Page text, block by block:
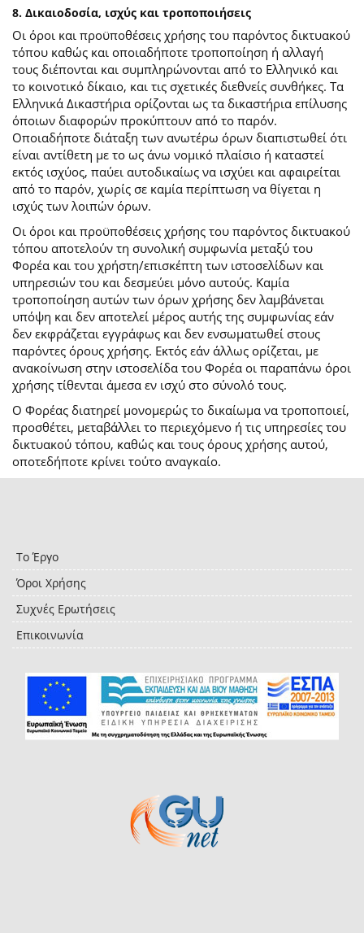
8. Δικαιοδοσία, ισχύς και τροποποιήσεις
Οι όροι και προϋποθέσεις χρήσης του παρόντος δικτυακού
τόπου καθώς και οποιαδήποτε τροποποίηση ή αλλαγή
τους διέπονται και συμπληρώνονται από το Ελληνικό και
το κοινοτικό δίκαιο, και τις σχετικές διεθνείς συνθήκες. Τα
Ελληνικά Δικαστήρια ορίζονται ως τα δικαστήρια επίλυσης
όποιων διαφορών προκύπτουν από το παρόν.
Οποιαδήποτε διάταξη των ανωτέρω όρων διαπιστωθεί ότι
είναι αντίθετη με το ως άνω νομικό πλαίσιο ή καταστεί
εκτός ισχύος, παύει αυτοδικαίως να ισχύει και αφαιρείται
από το παρόν, χωρίς σε καμία περίπτωση να θίγεται η
ισχύς των λοιπών όρων.
Οι όροι και προϋποθέσεις χρήσης του παρόντος δικτυακού
τόπου αποτελούν τη συνολική συμφωνία μεταξύ του
Φορέα και του χρήστη/επισκέπτη των ιστοσελίδων και
υπηρεσιών του και δεσμεύει μόνο αυτούς. Καμία
τροποποίηση αυτών των όρων χρήσης δεν λαμβάνεται
υπόψη και δεν αποτελεί μέρος αυτής της συμφωνίας εάν
δεν εκφράζεται εγγράφως και δεν ενσωματωθεί στους
παρόντες όρους χρήσης. Εκτός εάν άλλως ορίζεται, με
ανακοίνωση στην ιστοσελίδα του Φορέα οι παραπάνω όροι
χρήσης τίθενται άμεσα εν ισχύ στο σύνολό τους.
Ο Φορέας διατηρεί μονομερώς το δικαίωμα να τροποποιεί,
προσθέτει, μεταβάλλει το περιεχόμενο ή τις υπηρεσίες του
δικτυακού τόπου, καθώς και τους όρους χρήσης αυτού,
οποτεδήποτε κρίνει τούτο αναγκαίο.
Το Έργο
Όροι Χρήσης
Συχνές Ερωτήσεις
Επικοινωνία